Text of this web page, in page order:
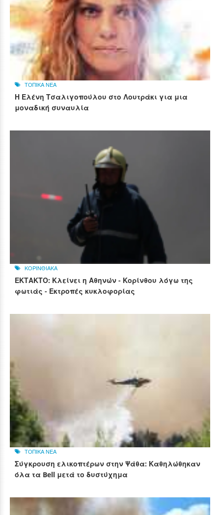
ΤΟΠΙΚΑ ΝΕΑ
Η Ελένη Τσαλιγοπούλου στο Λουτράκι για μια
μοναδική συναυλία
ΚΟΡΙΝΘΙΑΚΑ
ΕΚΤΑΚΤΟ: Κλείνει η Αθηνών - Κορίνθου λόγω της
φωτιάς - Εκτροπές κυκλοφορίας
ΤΟΠΙΚΑ ΝΕΑ
Σύγκρουση ελικοπτέρων στην Ψάθα: Καθηλώθηκαν
όλα τα Bell μετά το δυστύχημα